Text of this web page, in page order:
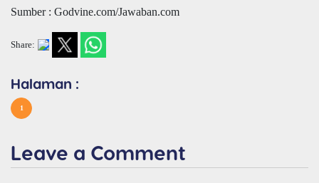
Sumber : Godvine.com/Jawaban.com
Share:
Halaman :
1
Leave a Comment